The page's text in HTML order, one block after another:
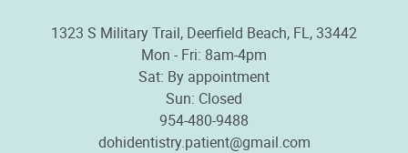
1323 S Military Trail, Deerfield Beach, FL, 33442
Mon - Fri: 8am-4pm
Sat: By appointment
Sun: Closed
954-480-9488
dohidentistry.patient@gmail.com